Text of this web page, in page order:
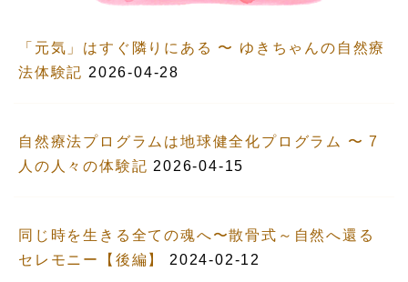
「元気」はすぐ隣りにある 〜 ゆきちゃんの自然療
法体験記 2026-04-28
自然療法プログラムは地球健全化プログラム 〜 7
人の人々の体験記 2026-04-15
同じ時を生きる全ての魂へ〜散骨式～自然へ還る
セレモニー【後編】
2024-02-12